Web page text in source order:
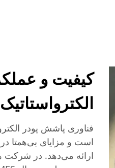
کیفیت و
الکترواستاتیک
است و مزایای بی‌همتا